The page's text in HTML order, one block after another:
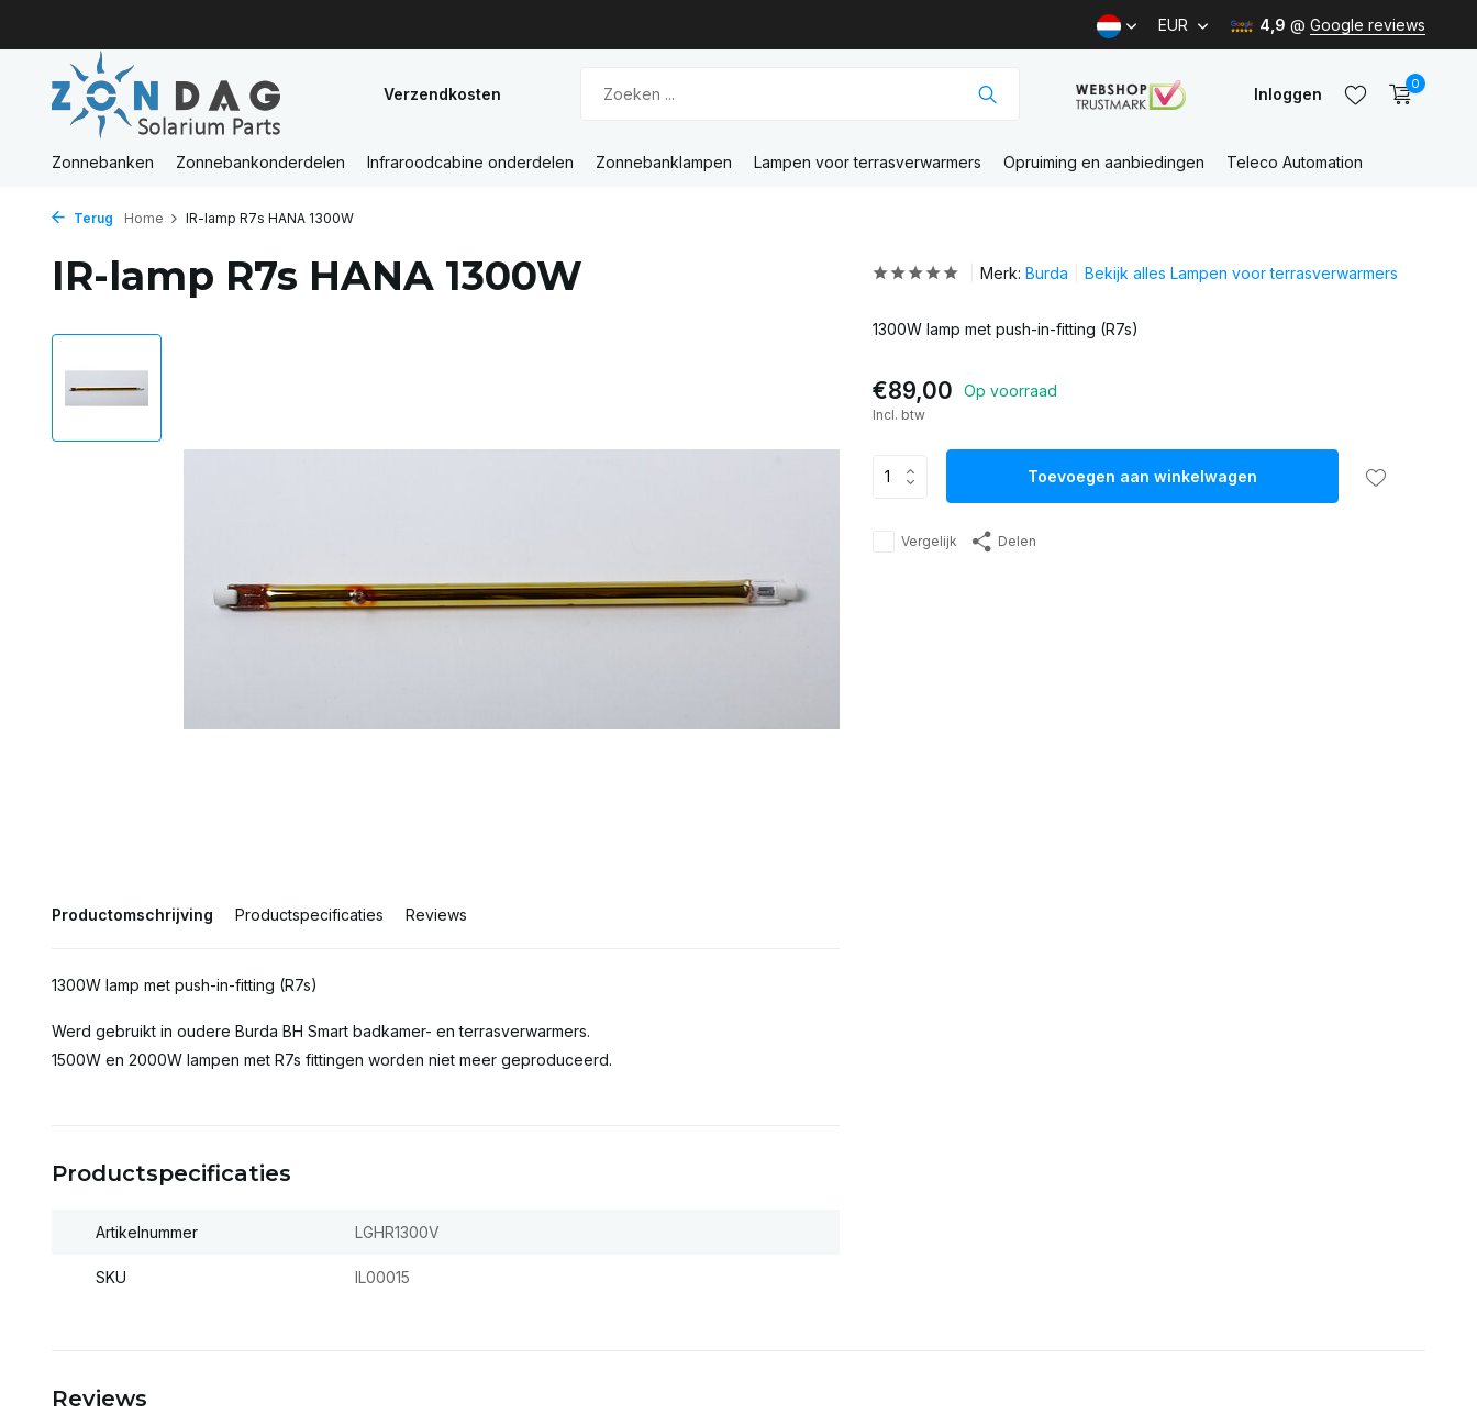
EUR 4,9 @ Google reviews
Verzendkosten Inloggen
Account
0
Zonnebanken Zonnebankonderdelen Infraroodcabine onderdelen Zonnebanklampen Lampen voor terrasverwarmers Opruiming en aanbiedingen Teleco Automation
Terug Home IR-lamp R7s HANA 1300W
IR-lamp R7s HANA 1300W
Productomschrijving Productspecificaties Reviews
1300W lamp met push-in-fitting (R7s)
Werd gebruikt in oudere Burda BH Smart badkamer- en terrasverwarmers.
1500W en 2000W lampen met R7s fittingen worden niet meer geproduceerd.
Productspecificaties
Artikelnummer LGHR1300V
SKU IL00015
Merk: Burda Bekijk alles Lampen voor terrasverwarmers
1300W lamp met push-in-fitting (R7s)
€89,00 Op voorraad
Incl. btw
Toevoegen aan winkelwagen
Vergelijk Delen
Reviews